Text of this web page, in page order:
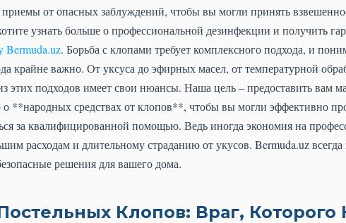
от опасных заблуждений, чтобы вы могли принять
узнать больше о профессиональной дезинфекции и получить
Bermuda.uz. Борьба с клопами требует комплексного подхода, и
крайне важно. От уксуса до эфирных масел, от температурной
этих подходов имеет свои нюансы. Наша цель – предоставить вам
средствах от клопов**, чтобы вы могли эффективно
за квалифицированной помощью. Ведь иногда экономия на
расходам и длительному страданию от укусов. Bermuda.uz
решения для вашего дома.
Клопов: Враг, Которого